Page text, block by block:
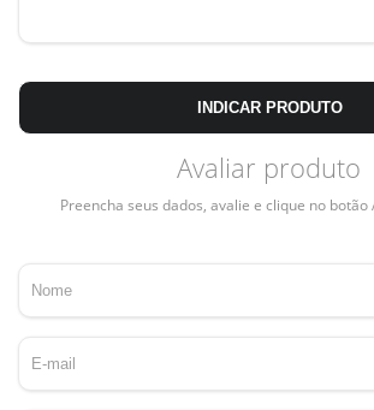
INDICAR PRODUTO
Avaliar produto
Preencha seus dados, avalie e clique no botão